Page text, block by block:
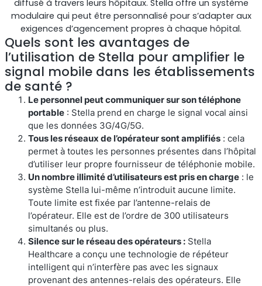
RouterAmp
Amélioration du signal cellulaire vers le routeur.
StellaControl
Surveillance à distance
diffusé à travers leurs hôpitaux. Stella offre un système
modulaire qui peut être personnalisé pour s’adapter aux
exigences d’agencement propres à chaque hôpital.
Quels sont les avantages de
l’utilisation de Stella pour amplifier le
signal mobile dans les établissements
de santé ?
Le personnel peut communiquer sur son téléphone
portable : Stella prend en charge le signal vocal ainsi
que les données 3G/4G/5G.
Tous les réseaux de l’opérateur sont amplifiés : cela
permet à toutes les personnes présentes dans l’hôpital
d’utiliser leur propre fournisseur de téléphonie mobile.
Un nombre illimité d’utilisateurs est pris en charge : le
système Stella lui-même n’introduit aucune limite.
Toute limite est fixée par l’antenne-relais de
l’opérateur. Elle est de l’ordre de 300 utilisateurs
simultanés ou plus.
Silence sur le réseau des opérateurs : Stella
Healthcare a conçu une technologie de répéteur
intelligent qui n’interfère pas avec les signaux
provenant des antennes-relais des opérateurs. Elle